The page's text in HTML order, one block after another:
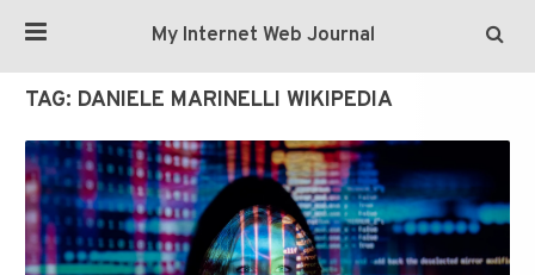
My Internet Web Journal
TAG: DANIELE MARINELLI WIKIPEDIA